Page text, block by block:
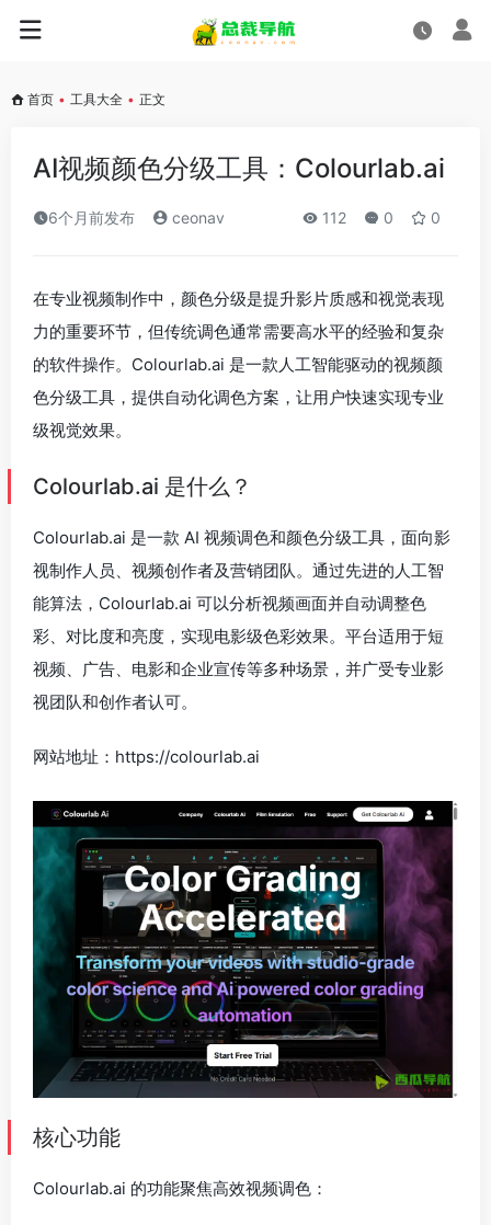
首页 • 工具大全 • 正文
AI视频颜色分级工具：Colourlab.ai
6个月前发布 ceonav 112 0 0
在专业视频制作中，颜色分级是提升影片质感和视觉表现
力的重要环节，但传统调色通常需要高水平的经验和复杂
的软件操作。Colourlab.ai 是一款人工智能驱动的视频颜
色分级工具，提供自动化调色方案，让用户快速实现专业
级视觉效果。
Colourlab.ai 是什么？
Colourlab.ai 是一款 AI 视频调色和颜色分级工具，面向影
视制作人员、视频创作者及营销团队。通过先进的人工智
能算法，Colourlab.ai 可以分析视频画面并自动调整色
彩、对比度和亮度，实现电影级色彩效果。平台适用于短
视频、广告、电影和企业宣传等多种场景，并广受专业影
视团队和创作者认可。
网站地址：https://colourlab.ai
核心功能
Colourlab.ai 的功能聚焦高效视频调色：